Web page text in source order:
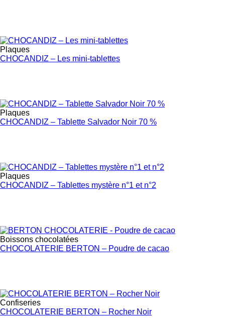
Plaques
CHOCANDIZ – Les mini-tablettes
Plaques
CHOCANDIZ – Tablette Salvador Noir 70 %
Plaques
CHOCANDIZ – Tablettes mystère n°1 et n°2
Boissons chocolatées
CHOCOLATERIE BERTON – Poudre de cacao
Confiseries
CHOCOLATERIE BERTON – Rocher Noir